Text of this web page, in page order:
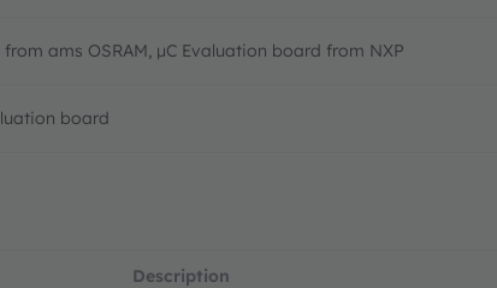
ams OSRAM, µC Evaluation board from NXP
board
Description